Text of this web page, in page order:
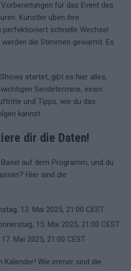
für das Event des
Künstler üben ihre
schnelle Wechsel
die Stimmen gewärmt. Es
startet, gibt es hier alles,
Sendetermine, einen
und Tipps, wie du das
kannst.
dir die Daten!
auf dem Programm, und du
Hier sind die
13. Mai 2025, 21:00 CEST
15. Mai 2025, 21:00 CEST
Mai 2025, 21:00 CEST
Kalender! Wie immer sind die